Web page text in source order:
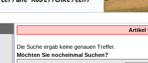
Artikel
Die Suche ergab keine genauen Treffer.
Möchten Sie nocheinmal Suchen?